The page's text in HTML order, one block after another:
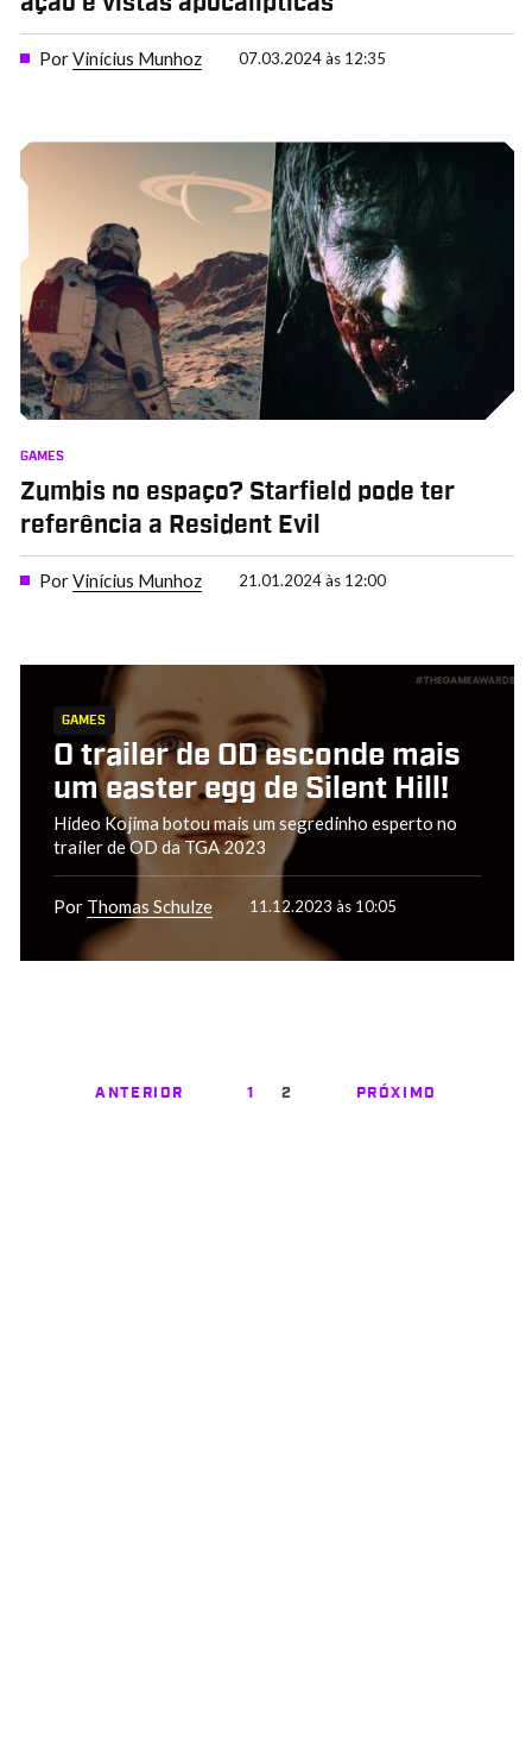
PorVinícius Munhoz 07.03.2024 às 12:35
GAMES
Zumbis no espaço? Starfield pode ter
referência a Resident Evil
PorVinícius Munhoz 21.01.2024 às 12:00
GAMES
O trailer de OD esconde mais
um easter egg de Silent Hill!
Hideo Kojima botou mais um segredinho esperto no
trailer de OD da TGA 2023
Por Thomas Schulze 11.12.2023 às 10:05
ANTERIOR 1 2 PRÓXIMO